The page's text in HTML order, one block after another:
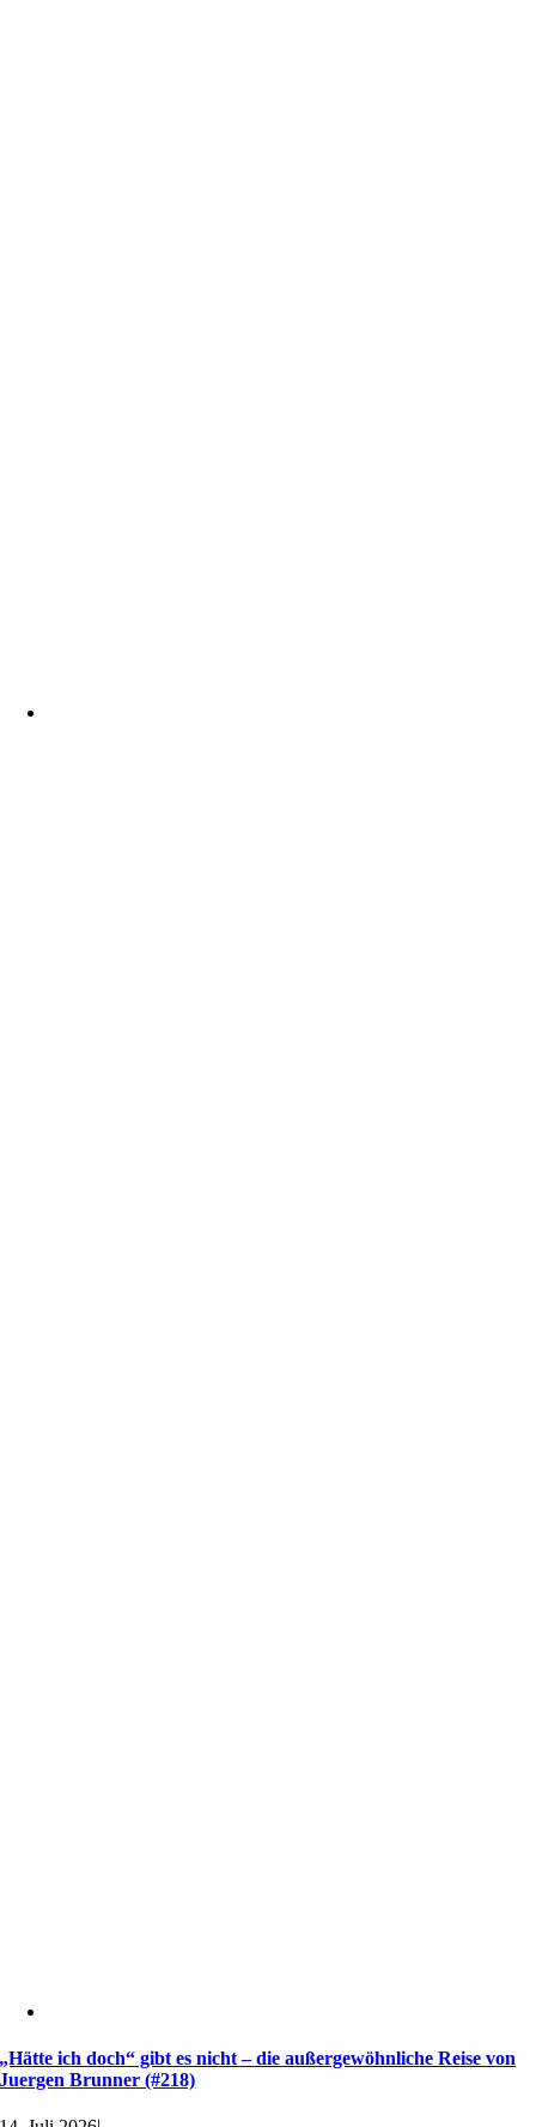
„Hätte ich doch“ gibt es nicht – die außergewöhnliche Reise von
Juergen Brunner (#218)